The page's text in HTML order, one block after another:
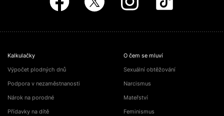
Kalkulačky
Výpočet plodných dnů
Podpora v nezaměstnanosti
Nárok na porodné
Přídavky na dítě
O čem se mluví
Sexuální obtěžování
Narcismus
Mateřství
Feminismus